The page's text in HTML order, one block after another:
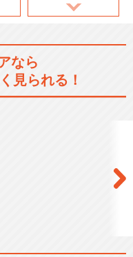
なら
見られる！